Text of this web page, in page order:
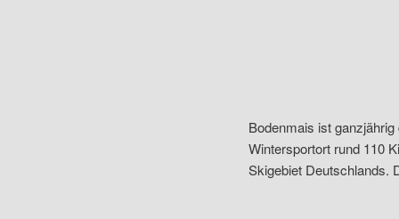
Bodenmais ist ganzjährig
Wintersportort rund 110
Skigebiet Deutschlands.